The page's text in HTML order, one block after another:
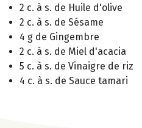
2 c. à s. de Huile d'olive
2 c. à s. de Sésame
4 g de Gingembre
2 c. à s. de Miel d'acacia
5 c. à s. de Vinaigre de riz
4 c. à s. de Sauce tamari